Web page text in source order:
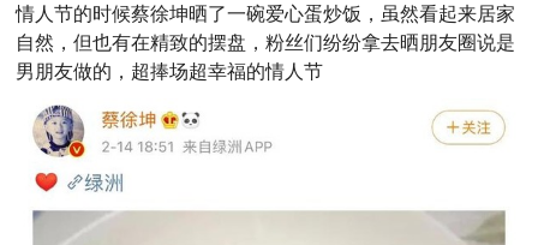
情人节的时候蔡徐坤晒了一碗爱心蛋炒饭，虽然看起来居家
自然，但也有在精致的摆盘，粉丝们纷纷拿去晒朋友圈说是
男朋友做的，超捧场超幸福的情人节